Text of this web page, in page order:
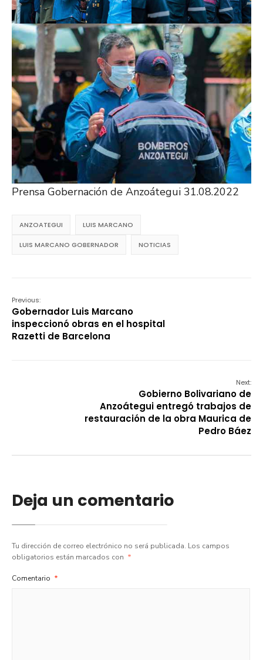
Prensa Gobernación de Anzoátegui 31.08.2022
ANZOATEGUI LUIS MARCANO
LUIS MARCANO GOBERNADOR NOTICIAS
Previous:
Gobernador Luis Marcano
inspeccionó obras en el hospital
Razetti de Barcelona
Next:
Gobierno Bolivariano de
Anzoátegui entregó trabajos de
restauración de la obra Maurica de
Pedro Báez
Deja un comentario
Tu dirección de correo electrónico no será publicada. Los campos
obligatorios están marcados con *
Comentario *